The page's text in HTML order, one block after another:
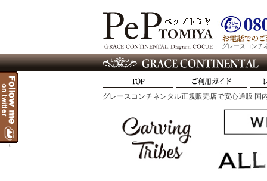
グレースコンチ
グレースコンチネンタル正規販売店で安心通販
t